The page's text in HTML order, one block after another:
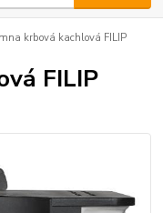
krbová kachlová FILIP
FILIP